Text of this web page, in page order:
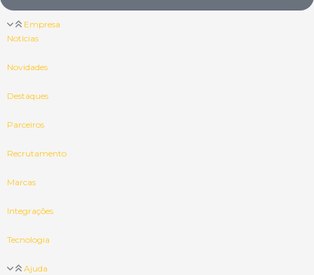
Empresa
Notícias
Novidades
Destaques
Parceiros
Recrutamento
Marcas
Integrações
Tecnologia
Ajuda